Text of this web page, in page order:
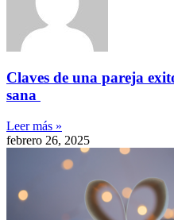
Claves de una pareja
sana
Leer más »
febrero 26, 2025